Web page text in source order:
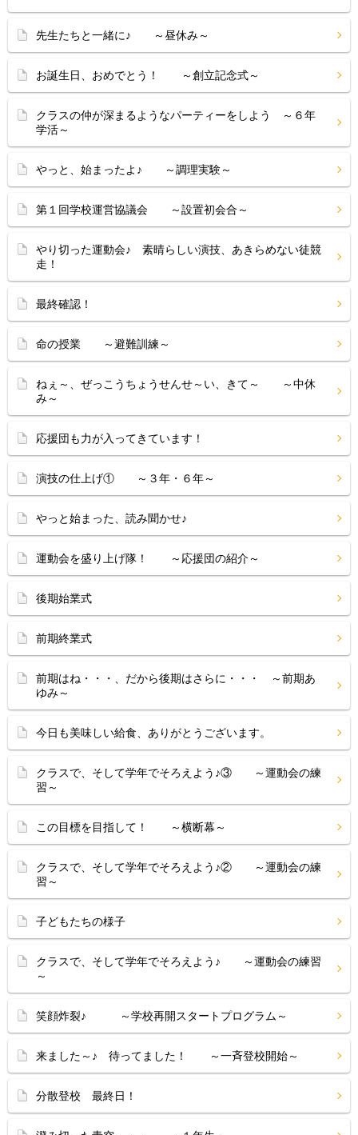
先生たちと一緒に♪ ～昼休み～
お誕生日、おめでとう！ ～創立記念式～
クラスの仲が深まるようなパーティーをしよう ～６年
学活～
やっと、始まったよ♪ ～調理実験～
第１回学校運営協議会 ～設置初会合～
やり切った運動会♪ 素晴らしい演技、あきらめない徒競
走！
最終確認！
命の授業 ～避難訓練～
ねぇ～、ぜっこうちょうせんせ～い、きて～ ～中休
み～
応援団も力が入ってきています！
演技の仕上げ① ～３年・６年～
やっと始まった、読み聞かせ♪
運動会を盛り上げ隊！ ～応援団の紹介～
後期始業式
前期終業式
前期はね・・・、だから後期はさらに・・・ ～前期あ
ゆみ～
今日も美味しい給食、ありがとうございます。
クラスで、そして学年でそろえよう♪③ ～運動会の練
習～
この目標を目指して！ ～横断幕～
クラスで、そして学年でそろえよう♪② ～運動会の練
習～
子どもたちの様子
クラスで、そして学年でそろえよう♪ ～運動会の練習
～
笑顔炸裂♪ ～学校再開スタートプログラム～
来ました～♪ 待ってました！ ～一斉登校開始～
分散登校 最終日！